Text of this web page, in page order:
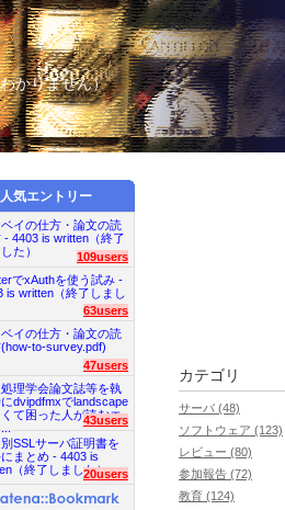
かりません）
カテゴリ
サーバ (48)
ソフトウェア (123)
レビュー (80)
参加報告 (72)
教育 (124)
人気エントリー
イの仕方・論文の読
- 4403 is written（終了
た）
109users
でxAuthを使う試み -
is written（終了しまし
63users
イの仕方・論文の読
to-survey.pdf)
47users
理学会論文誌等を執
dvipdfmxでlandscape
くて困った人が読むエ
43users
SSLサーバ証明書を
まとめ - 4403 is
（終了しました）
20users